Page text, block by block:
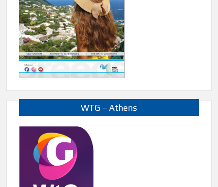
WTG – Athens